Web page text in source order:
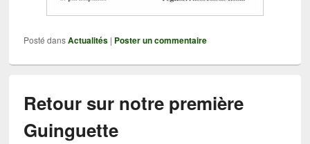
Posté dans Actualités | Poster un commentaire
Retour sur notre première
Guinguette